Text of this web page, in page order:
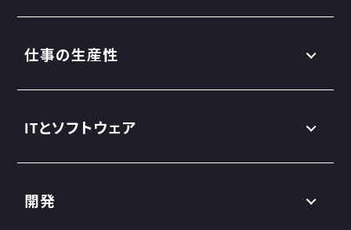
仕事の生産性
ITとソフトウェア
開発